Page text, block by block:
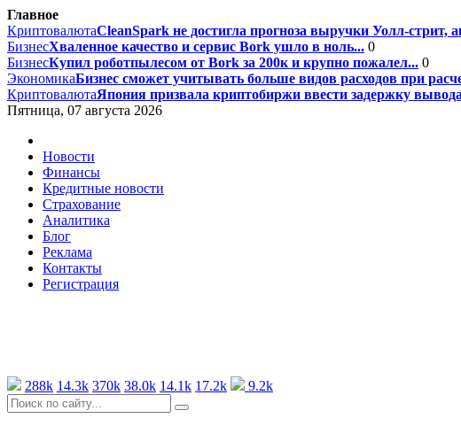
Главное
КриптовалютаCleanSpark не достигла прогноза выручки Уолл-стрит,
БизнесХваленное качество и сервис Bork ушло в ноль... 0
БизнесКупил роботпылесом от Bork за 200к и крупно пожалел... 0
ЭкономикаБизнес сможет учитывать больше видов расходов при
КриптовалютаЯпония призвала криптобиржи ввести задержку
Пятница, 07 августа 2026
Новости
Финансы
Кредитные новости
Страхование
Аналитика
Блог
Реклама
Контакты
Регистрация
288k 14.3k 370k 38.0k 14.1k 17.2k 9.2k